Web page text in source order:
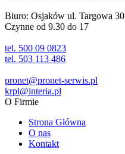
Biuro: Osjaków ul. Targowa 30
Czynne od 9.30 do 17
tel. 500 09 0823
tel. 503 113 486
pronet@pronet-serwis.pl
krpl@interia.pl
O Firmie
Strona Główna
O nas
Kontakt